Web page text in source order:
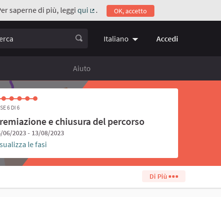
saperne di più, leggi qui
(Collegamento esterno)
. OK, accetto
Italiano Choose language
Accedi
Aiuto
6 DI 6
e chiusura del percorso
06/2023 - 13/08/2023
le fasi
Di Più